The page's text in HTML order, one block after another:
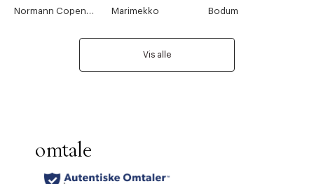
Normann Copenhagen
Marimekko Bodum
Vis alle